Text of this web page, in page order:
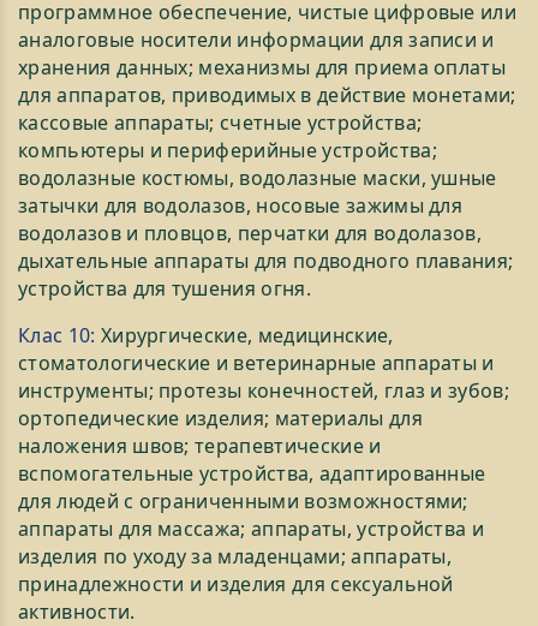
программное обеспечение, чистые цифровые или
аналоговые носители информации для записи и
хранения данных; механизмы для приема оплаты
для аппаратов, приводимых в действие монетами;
кассовые аппараты; счетные устройства;
компьютеры и периферийные устройства;
водолазные костюмы, водолазные маски, ушные
затычки для водолазов, носовые зажимы для
водолазов и пловцов, перчатки для водолазов,
дыхательные аппараты для подводного плавания;
устройства для тушения огня.
Клас 10: Хирургические, медицинские,
стоматологические и ветеринарные аппараты и
инструменты; протезы конечностей, глаз и зубов;
ортопедические изделия; материалы для
наложения швов; терапевтические и
вспомогательные устройства, адаптированные
для людей с ограниченными возможностями;
аппараты для массажа; аппараты, устройства и
изделия по уходу за младенцами; аппараты,
принадлежности и изделия для сексуальной
активности.